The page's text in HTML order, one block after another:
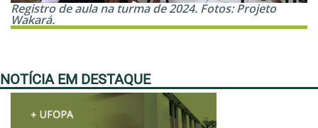
Registro de aula na turma de 2024. Fotos: Projeto
Wakará.
NOTÍCIA EM DESTAQUE